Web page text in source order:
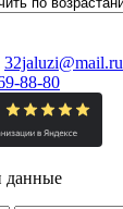
32jaluzi@mail.ru
88-80
данные